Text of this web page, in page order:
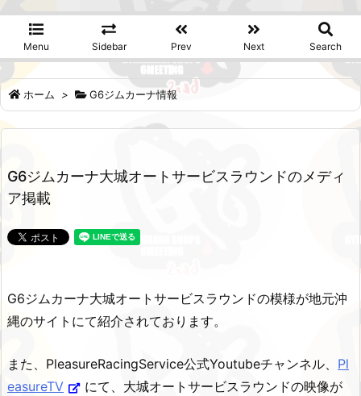
Menu Sidebar Prev Next Search
ホーム > G6ジムカーナ情報
G6ジムカーナ大城オートサービスラウンドのメディ
ア掲載
G6ジムカーナ大城オートサービスラウンドの模様が地元沖
縄のサイトにて紹介されております。
また、PleasureRacingService公式Youtubeチャンネル、 Pl
easureTV
にて、大城オートサービスラウンドの映像が